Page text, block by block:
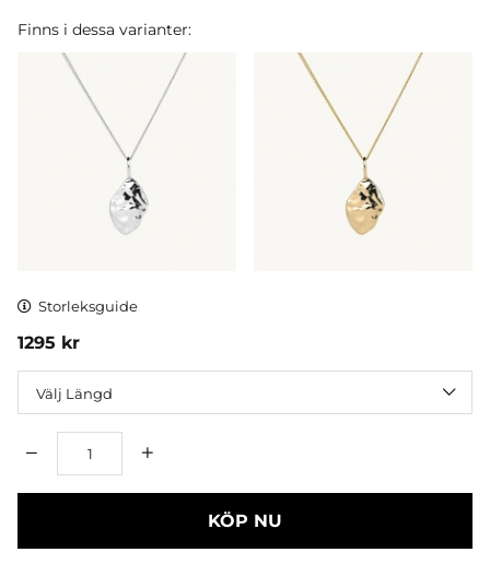
Finns i dessa varianter:
Storleksguide
1295 kr
KÖP NU